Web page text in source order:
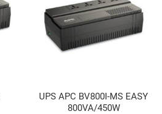
UPS APC BV800I-MS EASY
800VA/450W